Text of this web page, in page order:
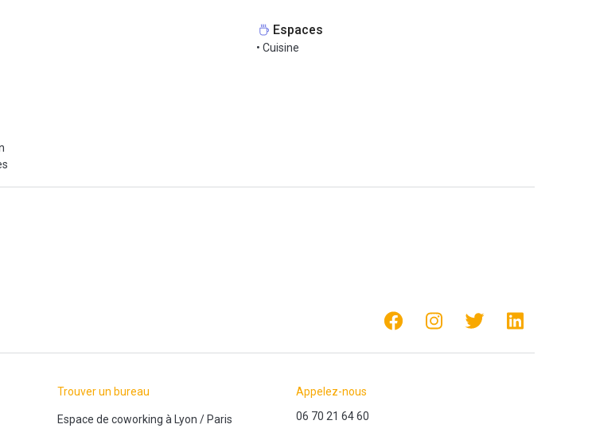
Espaces
• Cuisine
Trouver un bureau
Espace de coworking à Lyon /Paris
Appelez-nous
06 70 21 64 60